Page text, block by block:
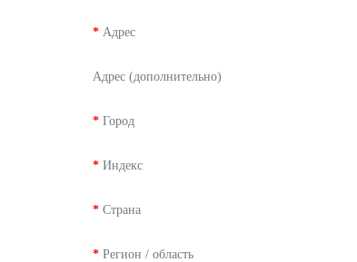
Адрес
Адрес (дополнительно)
Город
Индекс
Страна
Регион / область